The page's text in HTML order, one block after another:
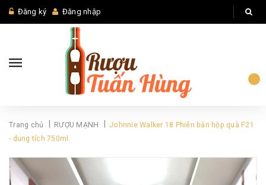
Đăng ký Đăng nhập
Trang chủ RƯỢU MẠNH
Johnnie Walker 18 Phiên bản hộp quà F21
- dung tích 750ml